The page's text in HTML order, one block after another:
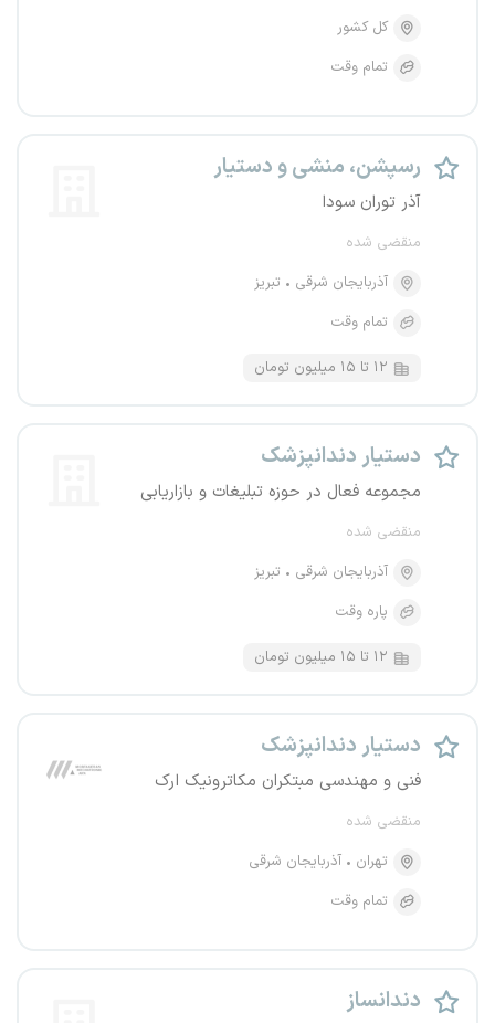
کل کشور
تمام وقت
رسپشن، منشی و دستیار
آذر توران سودا
منقضی شده
آذربایجان شرقی
تبریز
تمام وقت
۱۲ تا ۱۵ میلیون تومان
دستیار دندانپزشک
مجموعه فعال در حوزه تبلیغات و بازاریابی
منقضی شده
آذربایجان شرقی
تبریز
پاره وقت
۱۲ تا ۱۵ میلیون تومان
دستیار دندانپزشک
فنی و مهندسی مبتکران مکاترونیک ارک
منقضی شده
تهران
آذربایجان شرقی
تمام وقت
دندانساز